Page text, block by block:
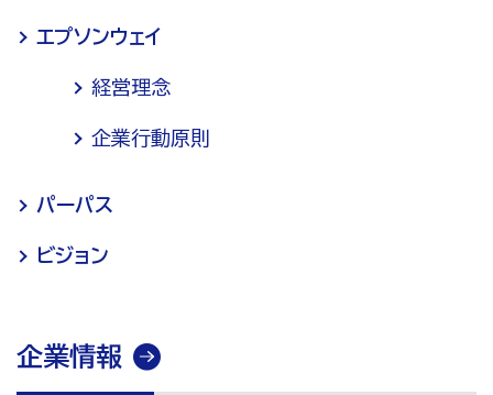
エプソンウェイ
経営理念
企業行動原則
パーパス
ビジョン
企業情報